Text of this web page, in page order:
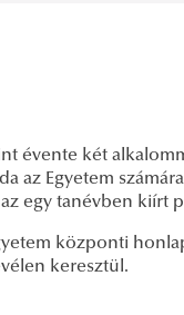
évente két
az Egyetem
egy tanévben kiírt
központi
keresztül.